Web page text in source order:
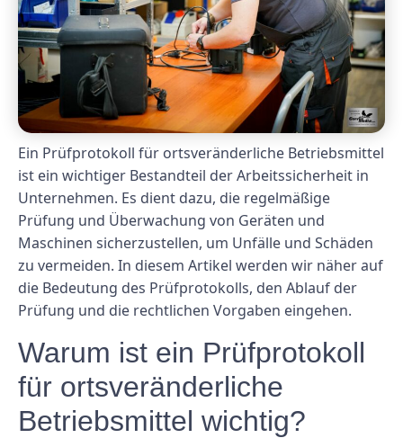
Ein Prüfprotokoll für ortsveränderliche Betriebsmittel
ist ein wichtiger Bestandteil der Arbeitssicherheit in
Unternehmen. Es dient dazu, die regelmäßige
Prüfung und Überwachung von Geräten und
Maschinen sicherzustellen, um Unfälle und Schäden
zu vermeiden. In diesem Artikel werden wir näher auf
die Bedeutung des Prüfprotokolls, den Ablauf der
Prüfung und die rechtlichen Vorgaben eingehen.
Warum ist ein Prüfprotokoll
für ortsveränderliche
Betriebsmittel wichtig?